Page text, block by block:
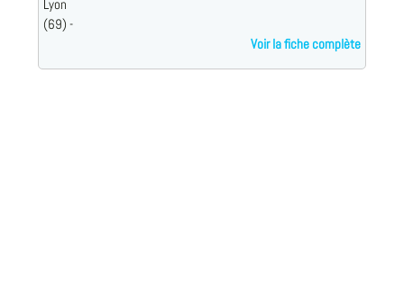
Lyon
(69) -
Voir la fiche complète